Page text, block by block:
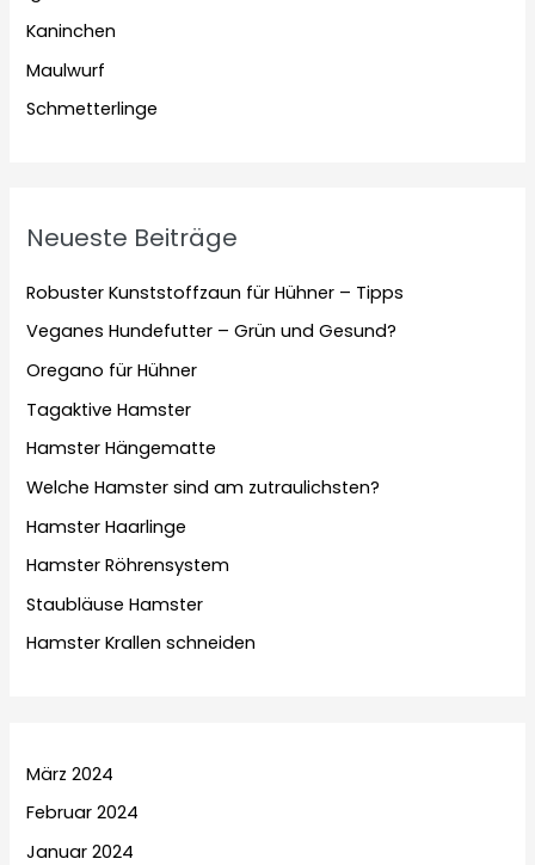
Kaninchen
Maulwurf
Schmetterlinge
Neueste Beiträge
Robuster Kunststoffzaun für Hühner – Tipps
Veganes Hundefutter – Grün und Gesund?
Oregano für Hühner
Tagaktive Hamster
Hamster Hängematte
Welche Hamster sind am zutraulichsten?
Hamster Haarlinge
Hamster Röhrensystem
Staubläuse Hamster
Hamster Krallen schneiden
März 2024
Februar 2024
Januar 2024